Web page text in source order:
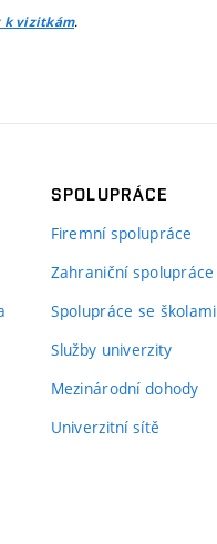
k vizitkám.
SPOLUPRÁCE
Firemní spolupráce
Zahraniční spolupráce
Spolupráce se školami
Služby univerzity
Mezinárodní dohody
Univerzitní sítě